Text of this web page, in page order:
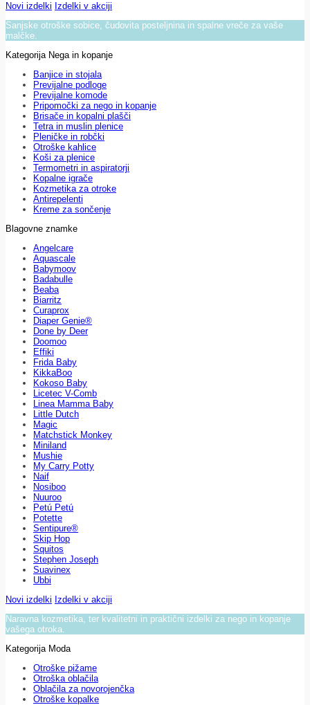
Novi izdelki Izdelki v akciji
Sanjske otroške sobice, čudovita posteljnina in spalne vreče za vaše
malčke.
Kategorija Nega in kopanje
Banjice in stojala
Previjalne podloge
Previjalne komode
Pripomočki za nego in kopanje
Brisače in kopalni plašči
Tetra in muslin plenice
Pleničke in robčki
Otroške kahlice
Koši za plenice
Termometri in aspiratorji
Kopalne igrače
Kozmetika za otroke
Antirepelenti
Kreme za sončenje
Blagovne znamke
Angelcare
Aquascale
Babymoov
Badabulle
Beaba
Biarritz
Curaprox
Diaper Genie®
Done by Deer
Doomoo
Effiki
Frida Baby
KikkaBoo
Kokoso Baby
Licetec V-Comb
Linea Mamma Baby
Little Dutch
Magic
Matchstick Monkey
Miniland
Mushie
My Carry Potty
Naif
Nosiboo
Nuuroo
Petú Petú
Potette
Sentipure®
Skip Hop
Squitos
Stephen Joseph
Suavinex
Ubbi
Novi izdelki Izdelki v akciji
Naravna kozmetika, ter kvalitetni in praktični izdelki za nego in kopanje
vašega otroka.
Kategorija Moda
Otroške pižame
Otroška oblačila
Oblačila za novorojenčka
Otroške kopalke